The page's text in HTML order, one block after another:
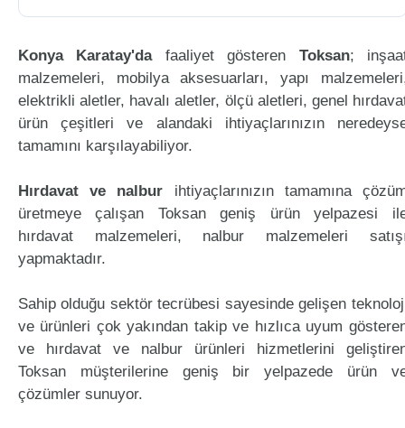
Konya Karatay'dafaaliyet gösteren Toksan;
malzemeleri, mobilya aksesuarları, yapı
elektrikli aletler, havalı aletler, ölçü aletleri, genel
ürün çeşitleri ve alandaki ihtiyaçlarınızın
tamamını karşılayabiliyor.
Hırdavat ve nalbur ihtiyaçlarınızın tamamına
üretmeye çalışan Toksan geniş ürün yelpazesi
hırdavat malzemeleri, nalbur malzemeleri
yapmaktadır.
Sahip olduğu sektör tecrübesi sayesinde gelişen
ve ürünleri çok yakından takip ve hızlıca uyum
ve hırdavat ve nalbur ürünleri hizmetlerini
Toksan müşterilerine geniş bir yelpazede ürün
çözümler sunuyor.